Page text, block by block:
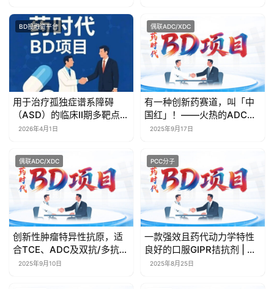
频
彩
活
动
B
D
投
融
资
平
台
登录 注册
BD投融资平台
用于治疗孤独症谱系障碍
（ASD）的临床II期多靶点透
脑性小分子 | 药时代BD项目
2026年4月1日
偶联ADC/XDC
有一种创新药赛道，叫「中
国红」！——火热的ADC赛
道里，优质ADC资产（技术
伴！【药时代BD项目】
2025年9月17日
偶联ADC/XDC
创新性肿瘤特异性抗原，适
合TCE、ADC及双抗/多抗开
发，寻找优质合作伙伴！
2025年9月10日
PCC分子
一款强效且药代动力学特性
良好的口服GIPR拮抗剂 | 药
时代BD项目
2025年8月25日